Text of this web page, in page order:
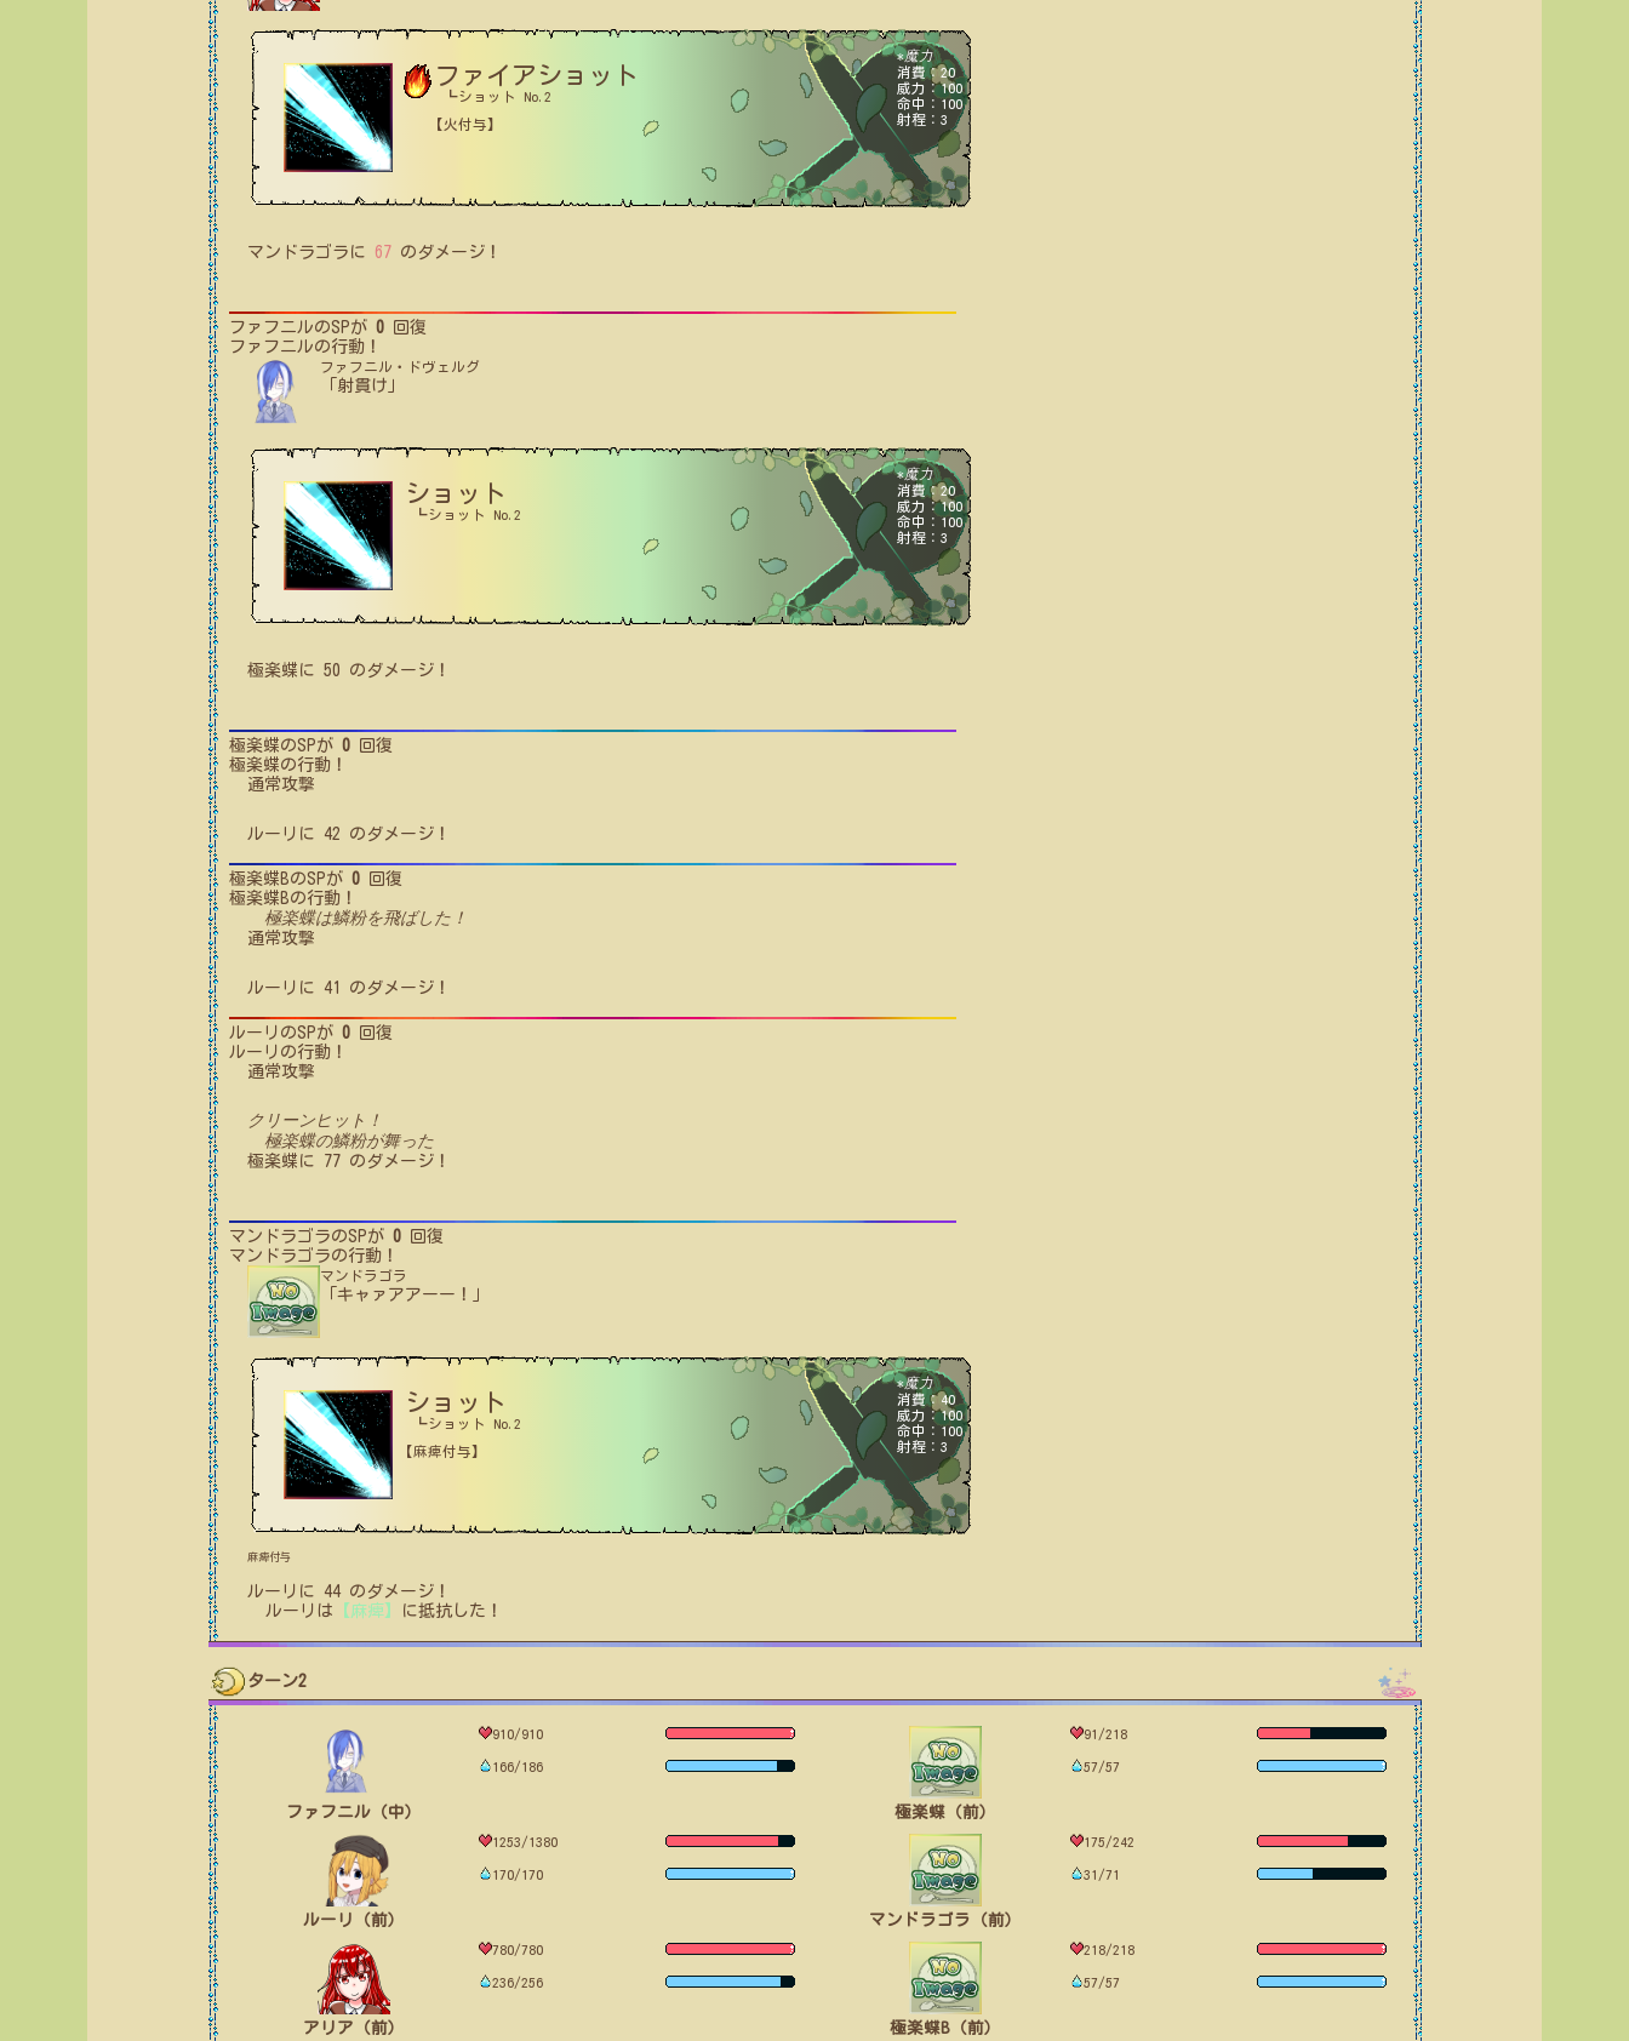
ファイアショット
┗ショット No.2
【火付与】
*魔力
消費：20
威力：100
命中：100
射程：3
マンドラゴラ に 67のダメージ！
ファフニルのSPが 0回復
ファフニルの行動！
ファフニル・ドヴェルグ
「射貫け」
ショット
┗ショット No.2
*魔力
消費：20
威力：100
命中：100
射程：3
極楽蝶 に 50 のダメージ！
極楽蝶のSPが 0回復
極楽蝶の行動！
通常攻撃
ルーリ に 42 のダメージ！
極楽蝶BのSPが 0回復
極楽蝶Bの行動！
極楽蝶は鱗粉を飛ばした！
通常攻撃
ルーリ に 41 のダメージ！
ルーリ のSPが 0回復
ルーリ の行動！
通常攻撃
クリーンヒット！
極楽蝶の鱗粉が舞った
極楽蝶 に 77のダメージ！
マンドラゴラのSPが 0回復
マンドラゴラの行動！
マンドラゴラ
「キャァアアーー！」
ショット
┗ショット No.2
【麻痺付与】
*魔力
消費：40
威力：100
命中：100
射程：3
麻痺付与
ルーリ に 44のダメージ！
ルーリ は 【麻痺】 に抵抗した！
ターン2
ファフニル（中）
910/910
166/186
ルーリ（前）
1253/1380
170/170
アリア（前）
780/780
236/256
極楽蝶（前）
91/218
57/57
マンドラゴラ（前）
175/242
31/71
極楽蝶B（前）
218/218
57/57